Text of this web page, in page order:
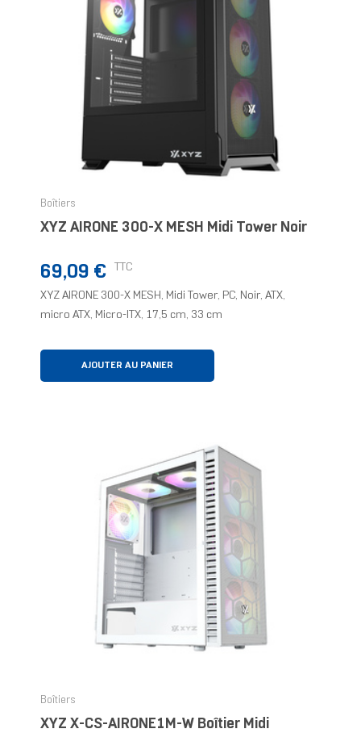
Boîtiers
XYZ AIRONE 300-X MESH Midi Tower Noir
Prix
69,09 € TTC
XYZ AIRONE 300-X MESH, Midi Tower, PC, Noir, ATX,
micro ATX, Micro-ITX, 17,5 cm, 33 cm
AJOUTER AU PANIER
Boîtiers
XYZ X-CS-AIRONE1M-W Boîtier Midi